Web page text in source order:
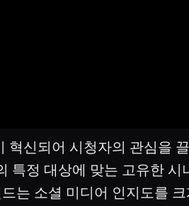
신되어 시청자의 관심을
정 대상에 맞는 고유한
는 소셜 미디어 인지도를